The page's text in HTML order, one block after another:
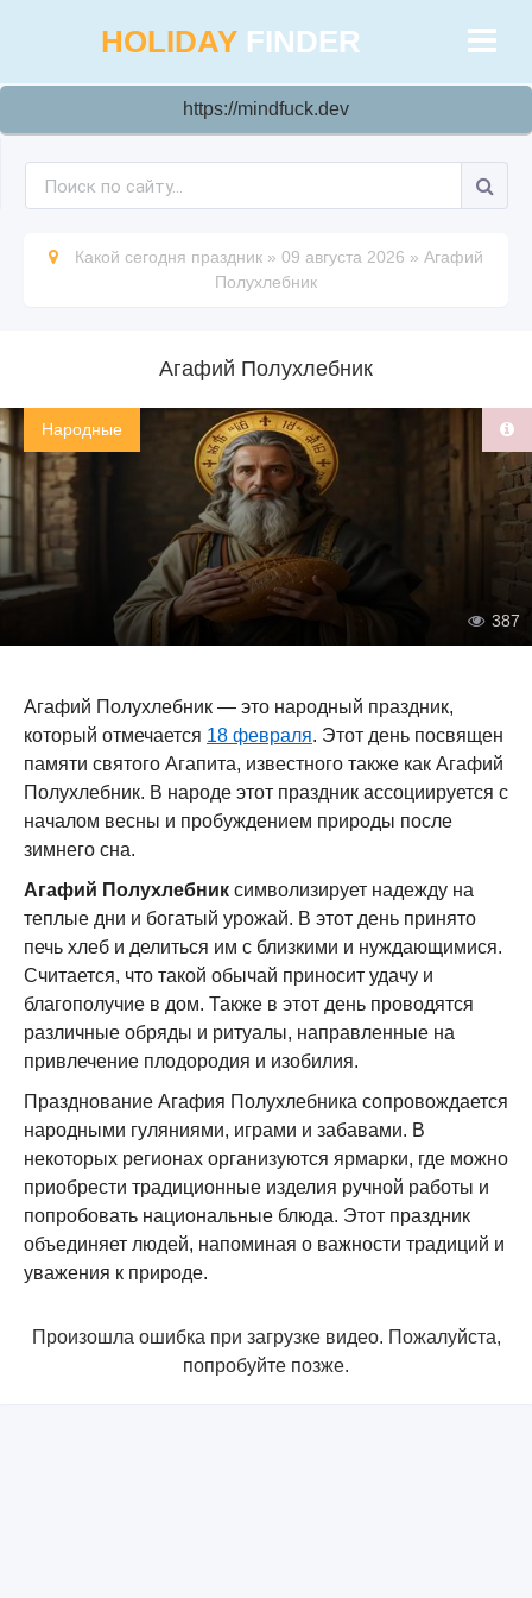
HOLIDAY FINDER
https://mindfuck.dev
Какой сегодня праздник » 09 августа 2026 » Агафий
Полухлебник
Агафий Полухлебник
Народные
387
Агафий Полухлебник — это народный праздник,
который отмечается 18 февраля. Этот день посвящен
памяти святого Агапита, известного также как Агафий
Полухлебник. В народе этот праздник ассоциируется с
началом весны и пробуждением природы после
зимнего сна.
Агафий Полухлебник символизирует надежду на
теплые дни и богатый урожай. В этот день принято
печь хлеб и делиться им с близкими и нуждающимися.
Считается, что такой обычай приносит удачу и
благополучие в дом. Также в этот день проводятся
различные обряды и ритуалы, направленные на
привлечение плодородия и изобилия.
Празднование Агафия Полухлебника сопровождается
народными гуляниями, играми и забавами. В
некоторых регионах организуются ярмарки, где можно
приобрести традиционные изделия ручной работы и
попробовать национальные блюда. Этот праздник
объединяет людей, напоминая о важности традиций и
уважения к природе.
Произошла ошибка при загрузке видео. Пожалуйста,
попробуйте позже.